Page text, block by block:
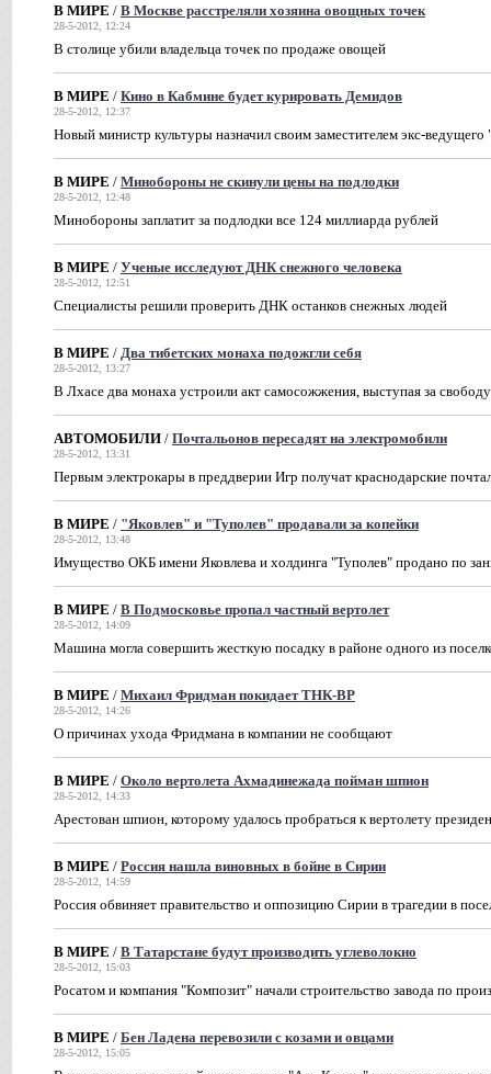
В МИРЕ / В Москве расстреляли хозяина овощных точек
28-5-2012, 12:24
В столице убили владельца точек по продаже овощей
В МИРЕ / Кино в Кабмине будет курировать Демидов
28-5-2012, 12:37
Новый министр культуры назначил своим заместителем экс-
В МИРЕ / Минобороны не скинули цены на подлодки
28-5-2012, 12:48
Минобороны заплатит за подлодки все 124 миллиарда рублей
В МИРЕ / Ученые исследуют ДНК снежного человека
28-5-2012, 12:51
Специалисты решили проверить ДНК останков снежных людей
В МИРЕ / Два тибетских монаха подожгли себя
28-5-2012, 13:27
В Лхасе два монаха устроили акт самосожжения, выступая за
АВТОМОБИЛИ / Почтальонов пересадят на электромобили
28-5-2012, 13:31
Первым электрокары в преддверии Игр получат краснодарские
В МИРЕ / "Яковлев" и "Туполев" продавали за копейки
28-5-2012, 13:48
Имущество ОКБ имени Яковлева и холдинга "Туполев" продано по
В МИРЕ / В Подмосковье пропал частный вертолет
28-5-2012, 14:09
Машина могла совершить жесткую посадку в районе одного из
В МИРЕ / Михаил Фридман покидает ТНК-BP
28-5-2012, 14:26
О причинах ухода Фридмана в компании не сообщают
В МИРЕ / Около вертолета Ахмадинежада пойман шпион
28-5-2012, 14:33
Арестован шпион, которому удалось пробраться к вертолету
В МИРЕ / Россия нашла виновных в бойне в Сирии
28-5-2012, 14:59
Россия обвиняет правительство и оппозицию Сирии в трагедии в
В МИРЕ / В Татарстане будут производить углеволокно
28-5-2012, 15:03
Росатом и компания "Композит" начали строительство завода по
В МИРЕ / Бен Ладена перевозили с козами и овцами
28-5-2012, 15:05